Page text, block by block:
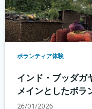
ボランティア体験
インド・ブッダガ
メインとしたボラ
26/01/2026